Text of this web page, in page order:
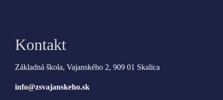
Kontakt
Základná škola, Vajanského 2, 909 01 Skalica
info@zsvajanskeho.sk